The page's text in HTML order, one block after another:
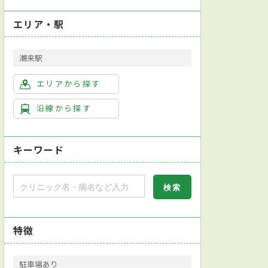
エリア・駅
潮来駅
エリアから探す
沿線から探す
キーワード
特徴
駐車場あり